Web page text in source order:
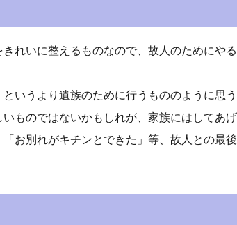
れいに整えるものなので、故人のためにや
いうより遺族のために行うもののように思う
ものではないかもしれが、家族にはしてあ
「お別れがキチンとできた」等、故人との最